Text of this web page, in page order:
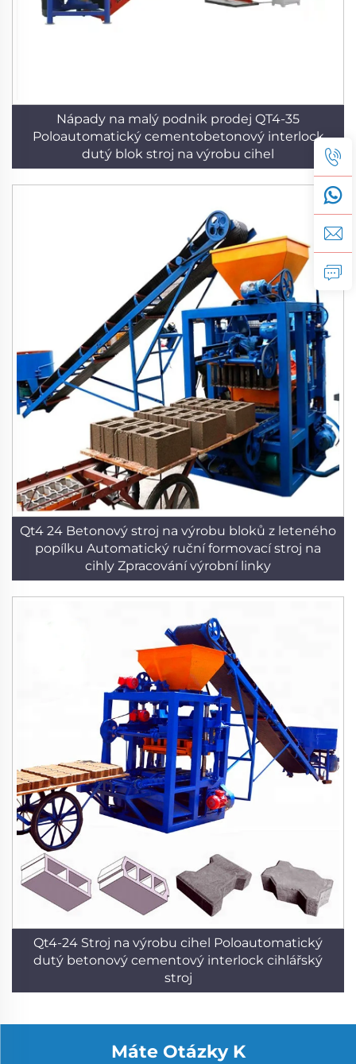
Nápady na malý podnik prodej QT4-35
Poloautomatický cementobetonový interlock
dutý blok stroj na výrobu cihel
Qt4 24 Betonový stroj na výrobu bloků z leteného
popílku Automatický ruční formovací stroj na
cihly Zpracování výrobní linky
Qt4-24 Stroj na výrobu cihel Poloautomatický
dutý betonový cementový interlock cihlářský
stroj
Máte Otázky K